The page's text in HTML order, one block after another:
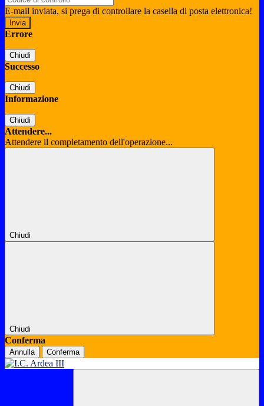
E-mail inviata, si prega di controllare la casella di posta elettronica!
Errore
Chiudi
Successo
Chiudi
Informazione
Chiudi
Attendere...
Attendere il completamento dell'operazione...
Chiudi
Chiudi
Conferma
Annulla Conferma